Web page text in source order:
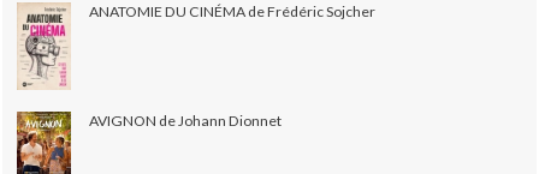
ANATOMIE DU CINÉMA de Frédéric Sojcher
AVIGNON de Johann Dionnet